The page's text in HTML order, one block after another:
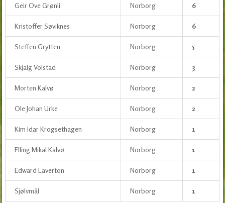
Geir Ove Grønli Norborg 6
Kristoffer Søviknes Norborg 6
Steffen Grytten Norborg 5
Skjalg Volstad Norborg 3
Morten Kalvø Norborg 2
Ole Johan Urke Norborg 2
Kim Idar Krogsethagen Norborg 1
Elling Mikal Kalvø Norborg 1
Edward Laverton Norborg 1
Sjølvmål Norborg 1